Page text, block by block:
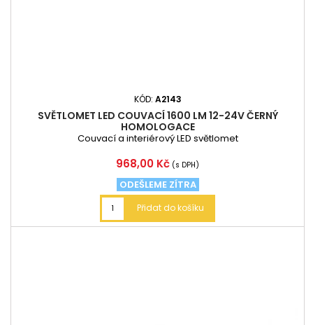
KÓD: A2143
SVĚTLOMET LED COUVACÍ 1600 LM 12-24V ČERNÝ
HOMOLOGACE
Couvací a interiérový LED světlomet
Cena
968,00 Kč (s DPH)
ODEŠLEME ZÍTRA
Přidat do košíku